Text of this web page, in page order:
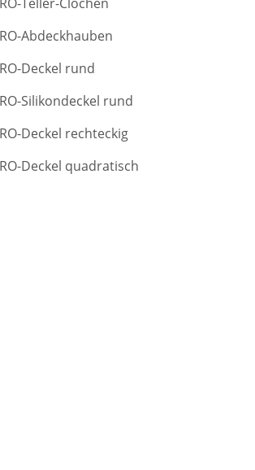
Abdeckhauben
Deckel rund
Silikondeckel rund
Deckel rechteckig
Deckel quadratisch